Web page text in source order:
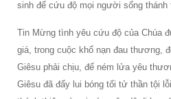
sinh để cứu độ mọi người sống thánh
Tin Mừng tình yêu cứu độ của Chúa
giá, trong cuộc khổ nạn đau thương,
Giêsu phải chịu, để ném lửa yêu
Giêsu đã đẩy lui bóng tối tử thần tội